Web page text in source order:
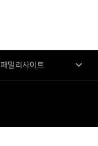
패밀리사이트